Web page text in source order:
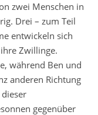
zwei Menschen in
Drei – zum Teil
entwickeln sich
Zwillinge.
während Ben und
anderen Richtung
gegenüber